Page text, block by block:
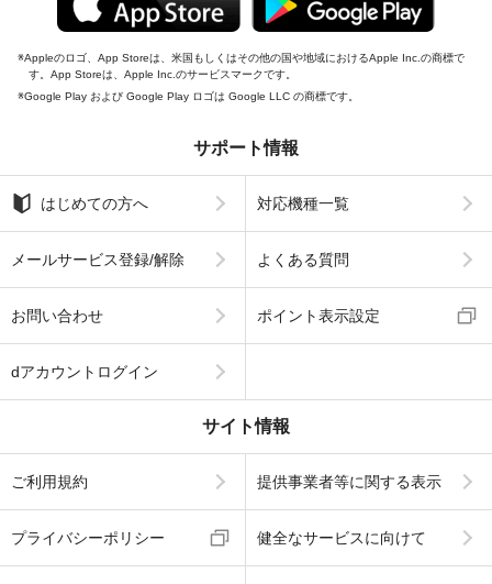
Appleのロゴ、App Storeは、米国もしくはその他の国や地域におけるApple Inc.の商標で
す。App Storeは、Apple Inc.のサービスマークです。
Google Play および Google Play ロゴは Google LLC の商標です。
サポート情報
はじめての方へ 対応機種一覧
メールサービス登録/解除 よくある質問
お問い合わせ ポイント表示設定
dアカウントログイン
サイト情報
ご利用規約 提供事業者等に関する表示
プライバシーポリシー 健全なサービスに向けて